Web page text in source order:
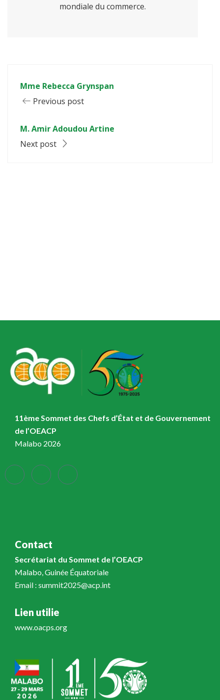
mondiale du commerce.
Mme Rebecca Grynspan
Previous post
M. Amir Adoudou Artine
Next post
11ème Sommet des Chefs d’État et de Gouvernement
de l’OEACP
Malabo 2026
Contact
Secrétariat du Sommet de l’OEACP
Malabo, Guinée Équatoriale
Email : summit2025@acp.int
Lien utilie
www.oacps.org